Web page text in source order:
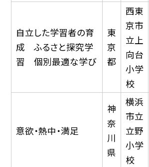
自立した学習者の育
成 ふるさと探究学
習 個別最適な学び
東
京
都
西東
京市
立上
向台
小学
校
意欲・熱中・満足
神
奈
川
県
横浜
市立
立野
小学
校